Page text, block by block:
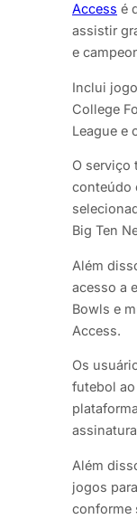
Access é
assistir
e
Inclui
College
League e
O serviço
conteúdo
Big Ten
Além
acesso a
Bowls e
Access.
Os
futebol
Além
jogos
conforme